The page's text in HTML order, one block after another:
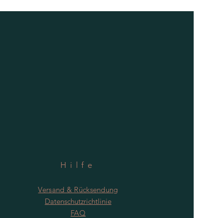
Hilfe
Versand & Rücksendung
Datenschutzrichtlinie
FAQ